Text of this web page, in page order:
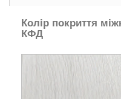
Колір покриття
КФД